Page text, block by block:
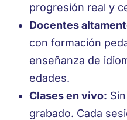
progresión real y
Docentes
con formación
enseñanza de
edades.
Clases en vivo:
grabado. Cada